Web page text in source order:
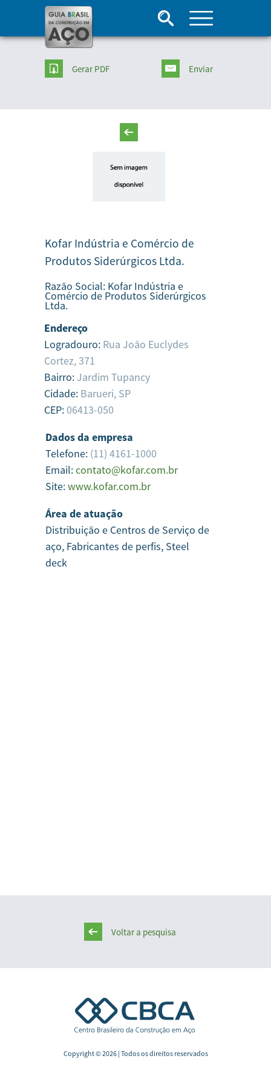
Gerar PDF Enviar
Kofar Indústria e Comércio de
Produtos Siderúrgicos Ltda.
Razão Social: Kofar Indústria e
Comércio de Produtos Siderúrgicos
Ltda.
Endereço
Logradouro: Rua João Euclydes
Cortez, 371
Bairro: Jardim Tupancy
Cidade: Barueri, SP
CEP: 06413-050
Dados da empresa
Telefone: (11) 4161-1000
Email:contato@kofar.com.br
Site:www.kofar.com.br
Área de atuação
Distribuição e Centros de Serviço de
aço, Fabricantes de perfis, Steel
deck
Voltar a pesquisa
Copyright © 2026 | Todos os direitos reservados